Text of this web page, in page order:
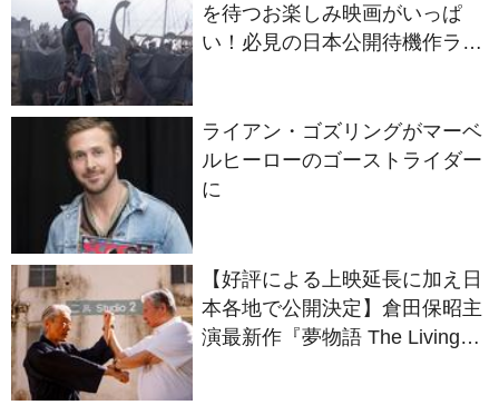
を待つお楽しみ映画がいっぱ
い！必見の日本公開待機作ライ
ライアン・ゴズリングがマーベ
ルヒーローのゴーストライダー
に
【好評による上映延長に加え日
本各地で公開決定】倉田保昭主
演最新作『夢物語 The Living